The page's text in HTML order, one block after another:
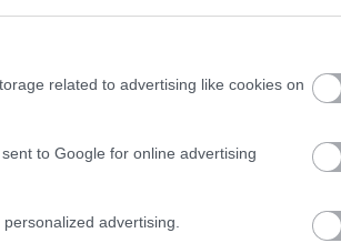
related to advertising like cookies on
to Google for online advertising
advertising.
lobbitevékenységének
és Energiahatékonysági
meg
2019
2019
2018
2018